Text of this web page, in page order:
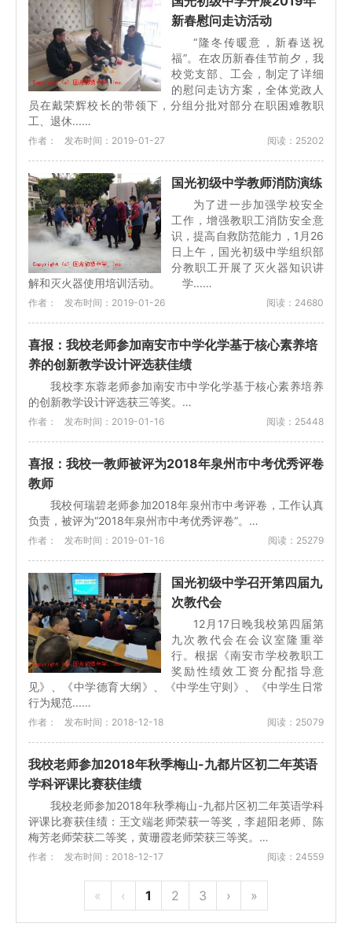
新春慰问走访活动
“隆冬传暖意，新春送祝
福”。在农历新春佳节前夕，我
校党支部、工会，制定了详细
的慰问走访方案，全体党政人
员在戴荣辉校长的带领下，分组分批对部分在职困难教职
工、退休...…
作者： 发布时间：2019-01-27 阅读：25202
国光初级中学教师消防演练
为了进一步加强学校安全
工作，增强教职工消防安全意
识，提高自救防范能力，1月26
日上午，国光初级中学组织部
分教职工开展了灭火器知识讲
解和灭火器使用培训活动。 学...…
作者： 发布时间：2019-01-26 阅读：24680
喜报：我校老师参加南安市中学化学基于核心素养培
养的创新教学设计评选获佳绩
我校李东蓉老师参加南安市中学化学基于核心素养培养
的创新教学设计评选获三等奖。…
作者： 发布时间：2019-01-16 阅读：25448
喜报：我校一教师被评为2018年泉州市中考优秀评卷
教师
我校何瑞碧老师参加2018年泉州市中考评卷，工作认真
负责，被评为“2018年泉州市中考优秀评卷”。…
作者： 发布时间：2019-01-16 阅读：25279
国光初级中学召开第四届九
次教代会
12月17日晚我校第四届第
九次教代会在会议室隆重举
行。根据《南安市学校教职工
奖励性绩效工资分配指导意
见》、《中学德育大纲》、《中学生守则》、《中学生日常
行为规范...…
作者： 发布时间：2018-12-18 阅读：25079
我校老师参加2018年秋季梅山-九都片区初二年英语
学科评课比赛获佳绩
我校老师参加2018年秋季梅山-九都片区初二年英语学科
评课比赛获佳绩：王文端老师荣获一等奖，李超阳老师、陈
梅芳老师荣获二等奖，黄珊霞老师荣获三等奖。…
作者： 发布时间：2018-12-17 阅读：24559
« ‹ 1 2 3 › »